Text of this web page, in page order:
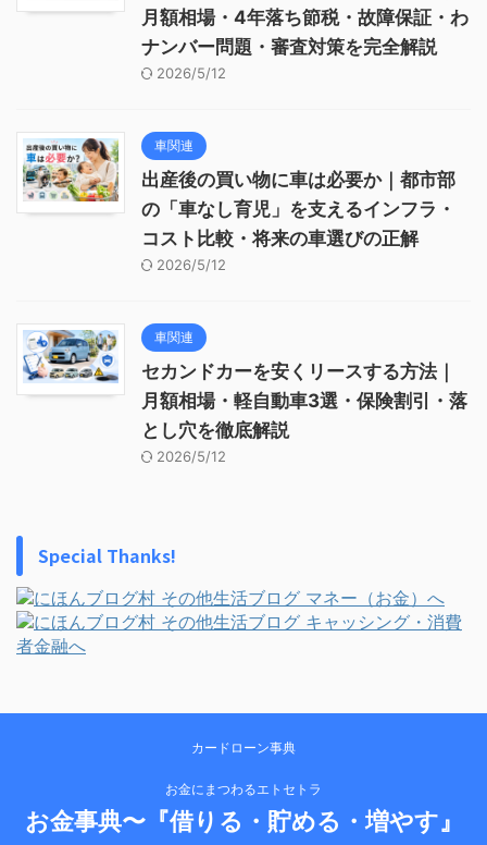
月額相場・4年落ち節税・故障保証・わ
ナンバー問題・審査対策を完全解説
2026/5/12
車関連
出産後の買い物に車は必要か｜都市部
の「車なし育児」を支えるインフラ・
コスト比較・将来の車選びの正解
2026/5/12
車関連
セカンドカーを安くリースする方法｜
月額相場・軽自動車3選・保険割引・落
とし穴を徹底解説
2026/5/12
Special Thanks!
カードローン事典
お金にまつわるエトセトラ
お金事典〜『借りる・貯める・増やす』